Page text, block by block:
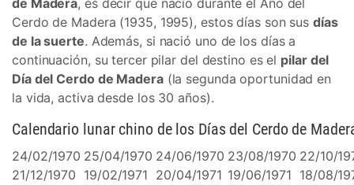
de Madera, es decir que nació durante el Año del
Cerdo de Madera (1935, 1995), estos días son susdías
de la suerte. Además, si nació uno de los días a
continuación, su tercer pilar del destino es el pilar del
Día del Cerdo de Madera(la segunda oportunidad en
la vida, activa desde los 30 años).
Calendario lunar chino de los Días del Cerdo de
24/02/1970 25/04/1970 24/06/1970 23/08/1970 22/10/
21/12/1970 19/02/1971 20/04/1971 19/06/1971 18/08/